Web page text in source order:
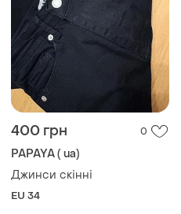
400 грн 0
PAPAYA ( ua)
Джинси скінні
EU 34